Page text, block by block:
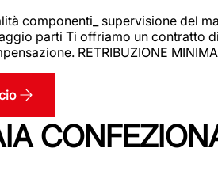
componenti_ supervisione del
parti Ti offriamo un
RETRIBUZIONE